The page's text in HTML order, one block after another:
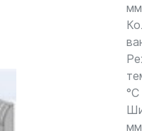
мм
°С
мм